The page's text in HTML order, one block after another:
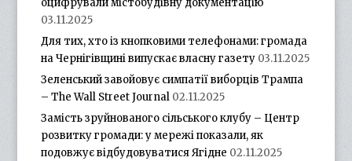
оцифрували містобудівну документацію
03.11.2025
Для тих, хто із кнопковими телефонами: громада
на Чернігівщині випускає власну газету 03.11.2025
Зеленський завойовує симпатії виборців Трампа
– The Wall Street Journal 02.11.2025
Замість зруйнованого сільського клубу – Центр
розвитку громади: у мережі показали, як
подовжує відбудовуватися Ягідне 02.11.2025